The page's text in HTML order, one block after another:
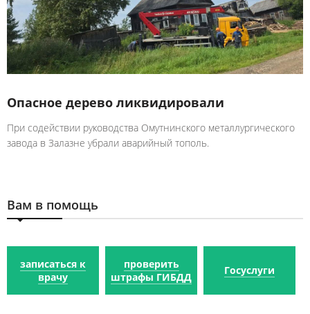
Опасное дерево ликвидировали
При содействии руководства Омутнинского металлургического
завода в Залазне убрали аварийный тополь.
Вам в помощь
записаться к
врачу
проверить
штрафы ГИБДД
Госуслуги